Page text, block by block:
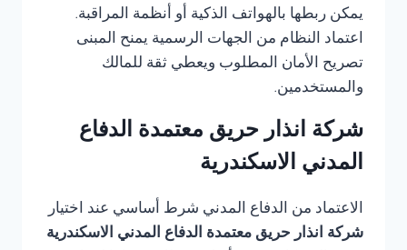
يمكن ربطها بالهواتف الذكية أو أنظمة المراقبة.
اعتماد النظام من الجهات الرسمية يمنح المبنى
تصريح الأمان المطلوب ويعطي ثقة للمالك
والمستخدمين.
شركة انذار حريق معتمدة الدفاع
المدني الاسكندرية
الاعتماد من الدفاع المدني شرط أساسي عند اختيار
شركة انذار حريق معتمدة الدفاع المدني الاسكندرية